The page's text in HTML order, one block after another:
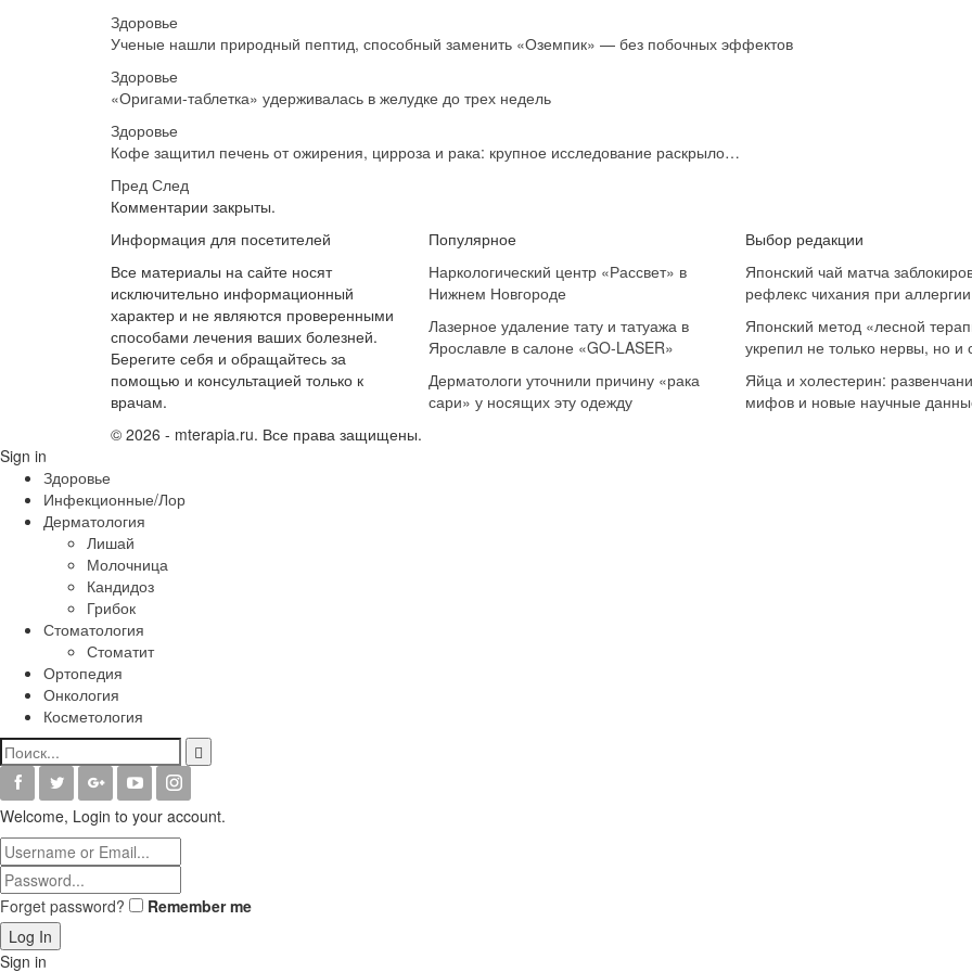
Здоровье
Ученые нашли природный пептид, способный заменить «Оземпик» — без побочных эффектов
Здоровье
«Оригами-таблетка» удерживалась в желудке до трех недель
Здоровье
Кофе защитил печень от ожирения, цирроза и рака: крупное исследование раскрыло…
Пред След
Комментарии закрыты.
Информация для посетителей
Все материалы на сайте носят
исключительно информационный
характер и не являются проверенными
способами лечения ваших болезней.
Берегите себя и обращайтесь за
помощью и консультацией только к
врачам.
Популярное
Наркологический центр «Рассвет» в
Нижнем Новгороде
Лазерное удаление тату и татуажа в
Ярославле в салоне «GO-LASER»
Дерматологи уточнили причину «рака
сари» у носящих эту одежду
Выбор редакции
Японский чай матча
рефлекс чихания при аллергии
Японский метод «лесной
укрепил не только нервы, но и
Яйца и холестерин:
мифов и новые научные
© 2026 - mterapia.ru. Все права защищены.
Sign in
Здоровье
Инфекционные/Лор
Дерматология
Лишай
Молочница
Кандидоз
Грибок
Стоматология
Стоматит
Ортопедия
Онкология
Косметология
Welcome, Login to your account.
Forget password? Remember me
Sign in